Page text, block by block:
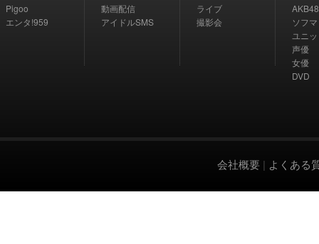
Pigoo
エンタ!959
動画配信
アイドルSMS
ライブ
撮影会
AKB48
ソフ
ユニ
声優
女優
DVD
会社概要 | よくある